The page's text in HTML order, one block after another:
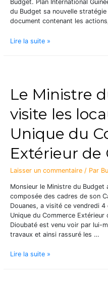
Budget. Plan International
du Budget sa nouvelle
document contenant les
Lire la suite »
Le Ministre
visite les
Unique du
Extérieur de
Laisser un commentaire / Par
Monsieur le Ministre du Budget
composée des cadres de son
Douanes, a visité ce vendredi
Unique du Commerce Extérieur
Dioubaté est venu voir par lui-
travaux et ainsi rassuré les …
Lire la suite »